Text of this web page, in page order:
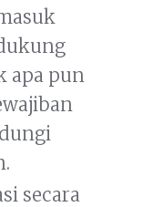
apa pun
secara